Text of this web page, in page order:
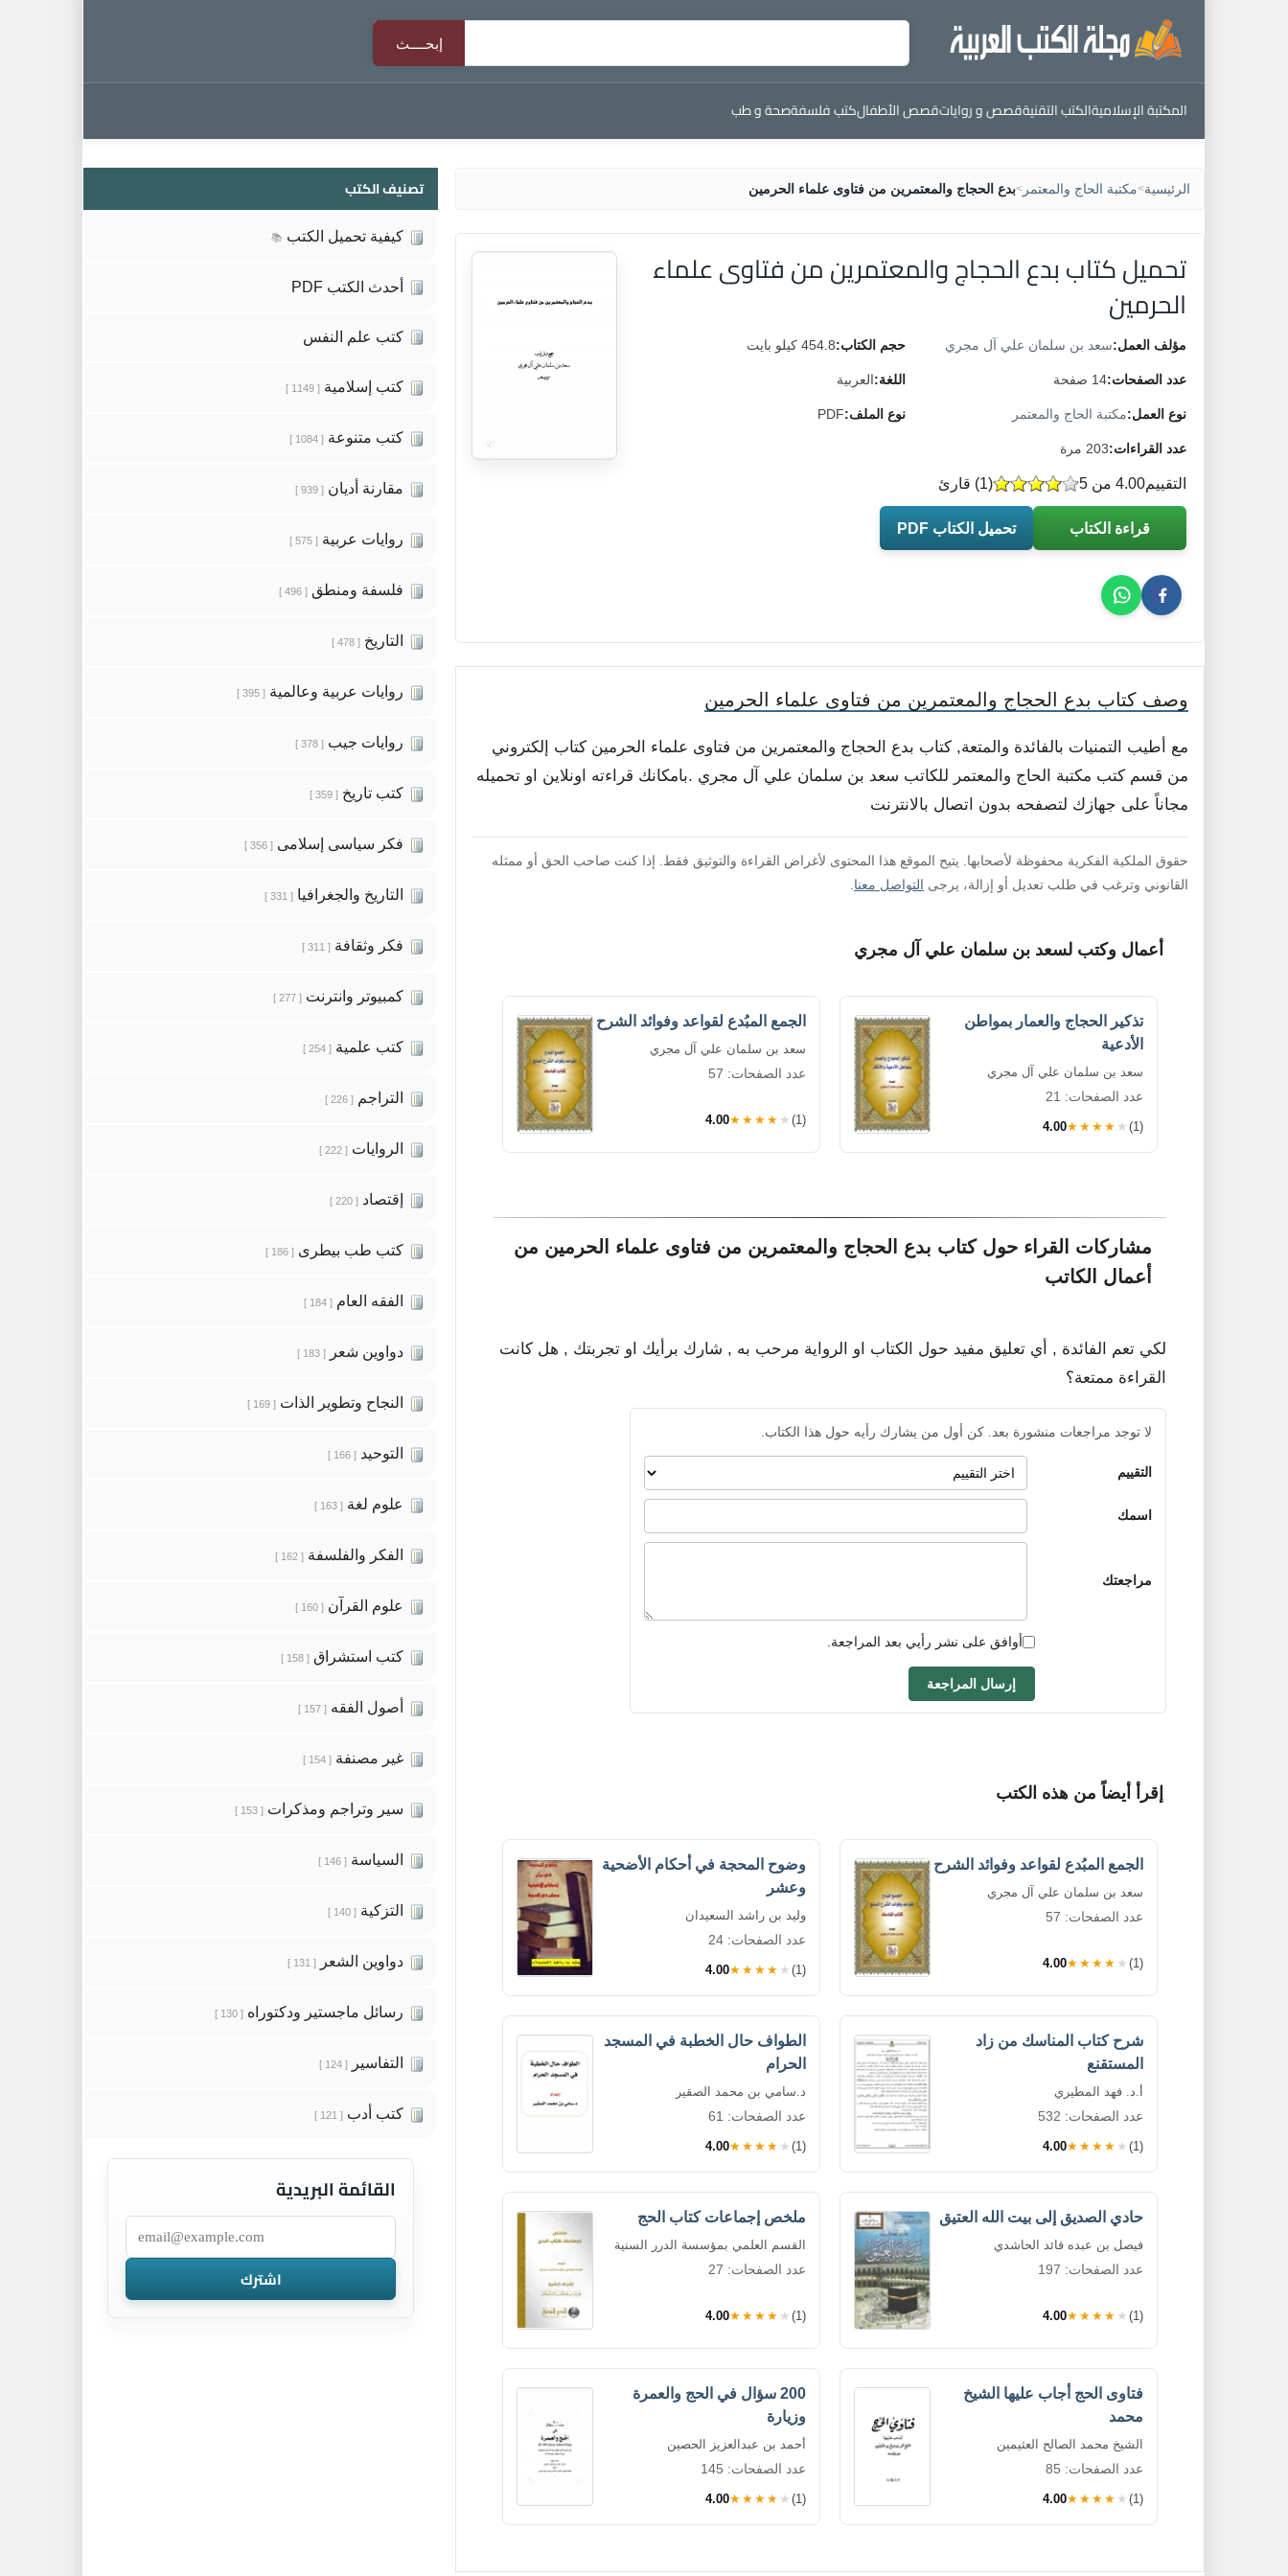
المكتبة الإسلاميةالكتب التقنيةقصص و رواياتقصص الأطفالكتب فلسفةصحة و طب
الرئيسية>مكتبة الحاج والمعتمر >بدع الحجاج والمعتمرين من فتاوى علماء الحرمين
تحميل كتاب بدع الحجاج والمعتمرين من فتاوى علماء
الحرمين
مؤلف العمل:سعد بن سلمان علي آل مجري حجم الكتاب:454.8 كيلو بايت
عدد الصفحات:14 صفحة اللغة:العربية
نوع العمل:مكتبة الحاج والمعتمر نوع الملف:PDF
عدد القراءات:203 مرة
التقييم (
1) قارئ 4.00 من 5
قراءة الكتاب تحميل الكتاب PDF
وصف كتاب بدع الحجاج والمعتمرين من فتاوى علماء الحرمين
مع أطيب التمنيات بالفائدة والمتعة, كتاب بدع الحجاج والمعتمرين من فتاوى علماء الحرمين كتاب إلكتروني
من قسم كتب مكتبة الحاج والمعتمر للكاتب سعد بن سلمان علي آل مجري .بامكانك قراءته اونلاين او تحميله
مجاناً على جهازك لتصفحه بدون اتصال بالانترنت
حقوق الملكية الفكرية محفوظة لأصحابها. يتيح الموقع هذا المحتوى لأغراض القراءة والتوثيق فقط. إذا كنت صاحب الحق أو ممثله
القانوني وترغب في طلب تعديل أو إزالة، يرجى التواصل معنا
أعمال وكتب لسعد بن سلمان علي آل مجري
تذكير الحجاج والعمار بمواطن
الأدعية
سعد بن سلمان علي آل مجري
عدد الصفحات: 21
4.00★★★★★ (1)
الجمع المبُدع لقواعد وفوائد الشرح
سعد بن سلمان علي آل مجري
عدد الصفحات: 57
4.00★★★★★ (1)
مشاركات القراء حول كتاب بدع الحجاج والمعتمرين من فتاوى علماء الحرمين من
أعمال الكاتب
لكي تعم الفائدة , أي تعليق مفيد حول الكتاب او الرواية مرحب به , شارك برأيك او تجربتك , هل كانت
القراءة ممتعة؟
لا توجد مراجعات منشورة بعد. كن أول من يشارك رأيه حول هذا الكتاب.
التقييم
اسمك
مراجعتك
أوافق على نشر رأيي بعد المراجعة.
إرسال المراجعة
إقرأ أيضاً من هذه الكتب
الجمع المبُدع لقواعد وفوائد الشرح
سعد بن سلمان علي آل مجري
عدد الصفحات: 57
4.00★★★★★ (1)
وضوح المحجة في أحكام الأضحية
وعشر
وليد بن راشد السعيدان
عدد الصفحات: 24
4.00★★★★★ (1)
شرح كتاب المناسك من زاد
المستقنع
أ.د. فهد المطيري
عدد الصفحات: 532
4.00★★★★★ (1)
الطواف حال الخطبة في المسجد
الحرام
د.سامي بن محمد الصقير
عدد الصفحات: 61
4.00★★★★★ (1)
حادي الصديق إلى بيت الله العتيق
فيصل بن عبده قائد الحاشدي
عدد الصفحات: 197
4.00★★★★★ (1)
ملخص إجماعات كتاب الحج
القسم العلمي بمؤسسة الدرر السنية
عدد الصفحات: 27
4.00★★★★★ (1)
فتاوى الحج أجاب عليها الشيخ
محمد
الشيخ محمد الصالح العثيمين
عدد الصفحات: 85
4.00★★★★★ (1)
200 سؤال في الحج والعمرة
وزيارة
أحمد بن عبدالعزيز الحصين
عدد الصفحات: 145
4.00★★★★★ (1)
تصنيف الكتب
كيفية تحميل الكتب 📚
أحدث الكتب PDF
كتب علم النفس
كتب إسلامية [ 1149 ]
كتب متنوعة [ 1084 ]
مقارنة أديان [ 939 ]
روايات عربية [ 575 ]
فلسفة ومنطق [ 496 ]
التاريخ [ 478 ]
روايات عربية وعالمية [ 395 ]
روايات جيب [ 378 ]
كتب تاريخ [ 359 ]
فكر سياسى إسلامى [ 356 ]
التاريخ والجغرافيا [ 331 ]
فكر وثقافة [ 311 ]
كمبيوتر وانترنت [ 277 ]
كتب علمية [ 254 ]
التراجم [ 226 ]
الروايات [ 222 ]
إقتصاد [ 220 ]
كتب طب بيطرى [ 186 ]
الفقه العام [ 184 ]
دواوين شعر [ 183 ]
النجاح وتطوير الذات [ 169 ]
التوحيد [ 166 ]
علوم لغة [ 163 ]
الفكر والفلسفة [ 162 ]
علوم القرآن [ 160 ]
كتب استشراق [ 158 ]
أصول الفقه [ 157 ]
غير مصنفة [ 154 ]
سير وتراجم ومذكرات [ 153 ]
السياسة [ 146 ]
التزكية [ 140 ]
دواوين الشعر [ 131 ]
رسائل ماجستير ودكتوراه [ 130 ]
التفاسير [ 124 ]
كتب أدب [ 121 ]
القائمة البريدية